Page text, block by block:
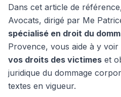
Dans cet article de
Avocats, dirigé par Me
spécialisé en droit du
Provence, vous aide à y
vos droits des victimes et
juridique du dommage
textes en vigueur.